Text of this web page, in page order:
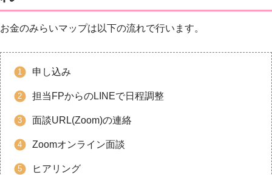
お金のみらいマップは以下の流れで行います。
申し込み
担当FPからのLINEで日程調整
面談URL(Zoom)の連絡
Zoomオンライン面談
ヒアリング